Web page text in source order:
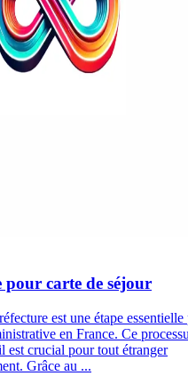
pour carte de séjour
est une étape essentielle
en France. Ce
est crucial pour tout étranger
Grâce au ...